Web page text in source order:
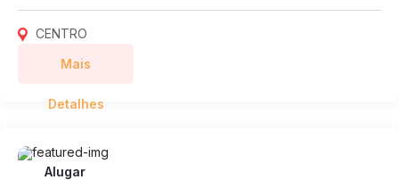
CENTRO
Mais
Detalhes
Alugar